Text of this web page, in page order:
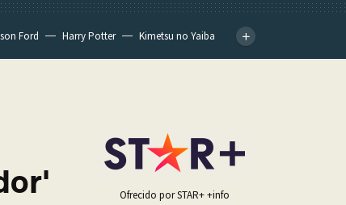
Ford Harry Potter
Kimetsu no Yaiba
Ofrecido por STAR++info